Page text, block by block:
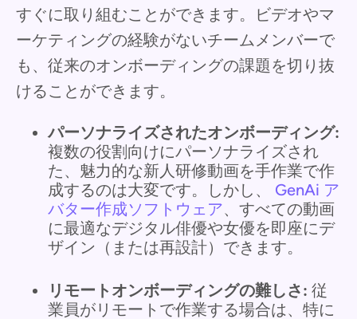
すぐに取り組むことができます。ビデオやマ
ーケティングの経験がないチームメンバーで
も、従来のオンボーディングの課題を切り抜
けることができます。
パーソナライズされたオンボーディング:
複数の役割向けにパーソナライズされ
た、魅力的な新人研修動画を手作業で作
成するのは大変です。しかし、 GenAi ア
バター作成ソフトウェア、すべての動画
に最適なデジタル俳優や女優を即座にデ
ザイン（または再設計）できます。
リモートオンボーディングの難しさ: 従
業員がリモートで作業する場合は、特に